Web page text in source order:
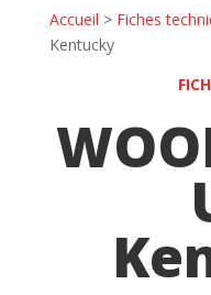
Accueil > Fiches
Kentucky